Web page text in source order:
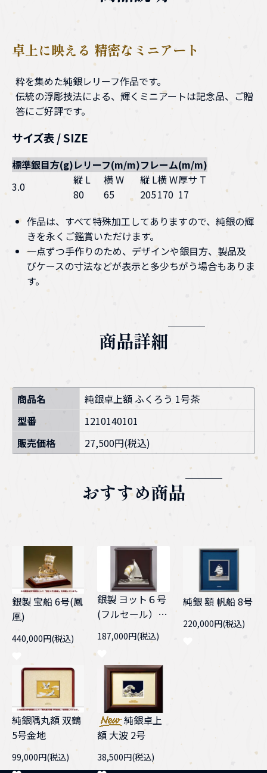
卓上に映える 精密なミニアート
粋を集めた純銀レリーフ作品です。
伝統の浮彫技法による、輝くミニアートは記念品、ご贈
答にご好評です。
サイズ表 / SIZE
標準銀目方(g)レリーフ(m/m)フレーム(m/m)
3.0
縦 L 横 W 縦 L横 W厚サ T
80
65 205170 17
作品は、すべて特殊加工してありますので、純銀の輝
きを永くご鑑賞いただけます。
一点ずつ手作りのため、デザインや銀目方、製品及
びケースの寸法などが表示と多少ちがう場合もありま
す。
商品詳細
商品名
純銀卓上額 ふくろう 1号茶
型番
1210140101
販売価格
27,500円(税込)
おすすめ商品
銀製 宝船 6号(鳳
凰)
440,000円(税込)
銀製 ヨット６号
(フルセール）
スロープケース
187,000円(税込)
純銀 額 帆船 8号
220,000円(税込)
純銀隅丸額 双鶴
5号金地
99,000円(税込)
純銀卓上
額 大波 2号
38,500円(税込)